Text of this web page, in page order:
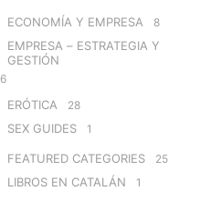
ECONOMÍA Y EMPRESA 8
EMPRESA – ESTRATEGIA Y
GESTIÓN
6
ERÓTICA 28
SEX GUIDES 1
FEATURED CATEGORIES 25
LIBROS EN CATALÁN 1